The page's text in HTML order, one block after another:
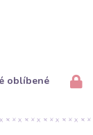
oblíbené